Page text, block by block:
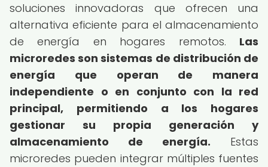
soluciones innovadoras que ofrecen una
alternativa eficiente para el almacenamiento
de energía en hogares remotos. Las
microredes son sistemas de distribución de
energía que operan de manera
independiente o en conjunto con la red
principal, permitiendo a los hogares
gestionar su propia generación y
almacenamiento de energía. Estas
microredes pueden integrar múltiples fuentes